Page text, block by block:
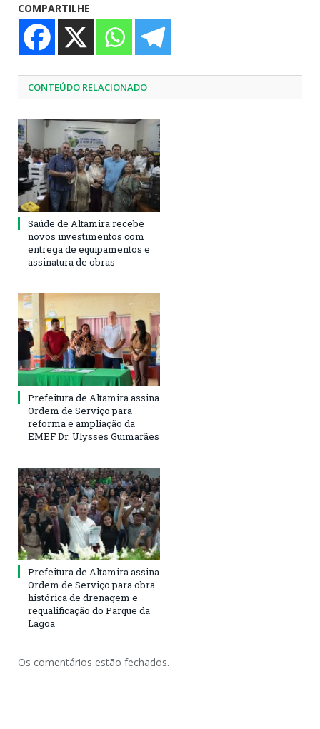
COMPARTILHE
CONTEÚDO RELACIONADO
Saúde de Altamira recebe
novos investimentos com
entrega de equipamentos e
assinatura de obras
Prefeitura de Altamira assina
Ordem de Serviço para
reforma e ampliação da
EMEF Dr. Ulysses Guimarães
Prefeitura de Altamira assina
Ordem de Serviço para obra
histórica de drenagem e
requalificação do Parque da
Lagoa
Os comentários estão fechados.